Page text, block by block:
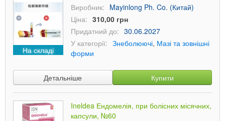
На складі
Виробник: Mayinlong Ph. Co. (Китай)
Ціна: 310,00 грн
Придатний до: 30.06.2027
У категорії: Знеболюючі, Мазі та зовнішні
форми
Детальніше Купити
Ineldea Ендомелія, при болісних місячних,
капсули, №60